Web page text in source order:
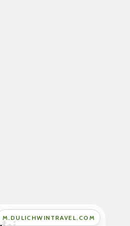
M.DULICHWINTRAVEL.COM